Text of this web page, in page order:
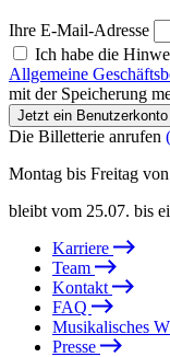
Ihre E-Mail-Adresse
Ich habe die
Allgemeine
mit der Speicherung
Jetzt ein
Die Billetterie anrufen
Montag bis Freitag
bleibt vom 25.07. bis
Karriere
Team
Kontakt
FAQ
Musikalisches
Presse